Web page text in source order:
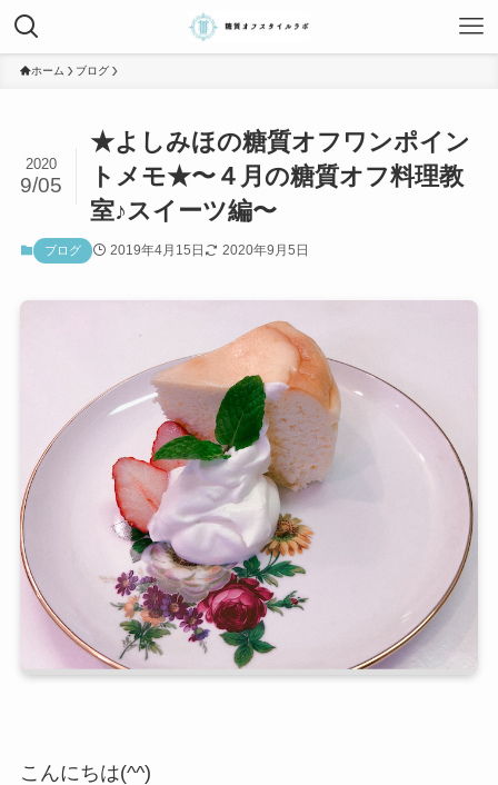
ホーム ブログ
★よしみほの糖質オフワンポイン
トメモ★〜４月の糖質オフ料理教
室♪スイーツ編〜
2020
9/05
ブログ 2019年4月15日 2020年9月5日
こんにちは(^^)